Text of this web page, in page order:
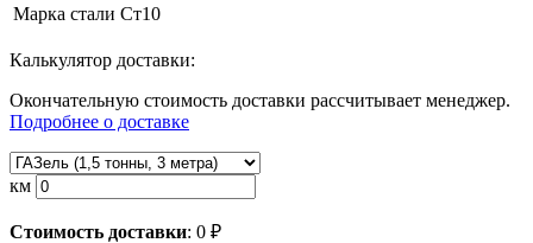
Марка стали Ст10
Калькулятор доставки:
Окончательную стоимость доставки рассчитывает менеджер.
Подробнее о доставке
км
Стоимость доставки: 0 ₽